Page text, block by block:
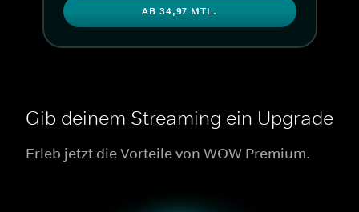
AB 34,97 MTL.
Gib deinem Streaming ein Upgrade
Erleb jetzt die Vorteile von WOW Premium.